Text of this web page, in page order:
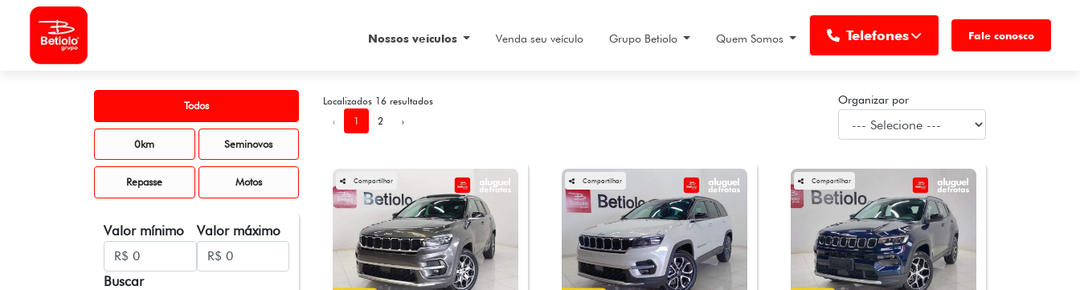
Nossos veículos Venda seu veículo Grupo Betiolo Quem Somos Fale conosco
Telefones
Todos
0km Seminovos
Repasse Motos
Valor mínimo Valor máximo
Buscar
Localizados 16 resultados
‹
1 2 ›
Organizar por
Compartilhar Compartilhar Compartilhar